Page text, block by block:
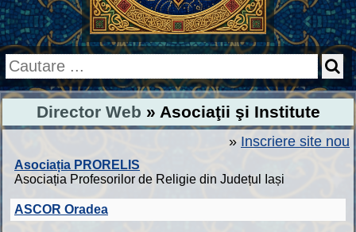
Director Web » Asociaţii şi Institute
» Inscriere site nou
Asociația PRORELIS
Asociația Profesorilor de Religie din Județul Iași
ASCOR Oradea